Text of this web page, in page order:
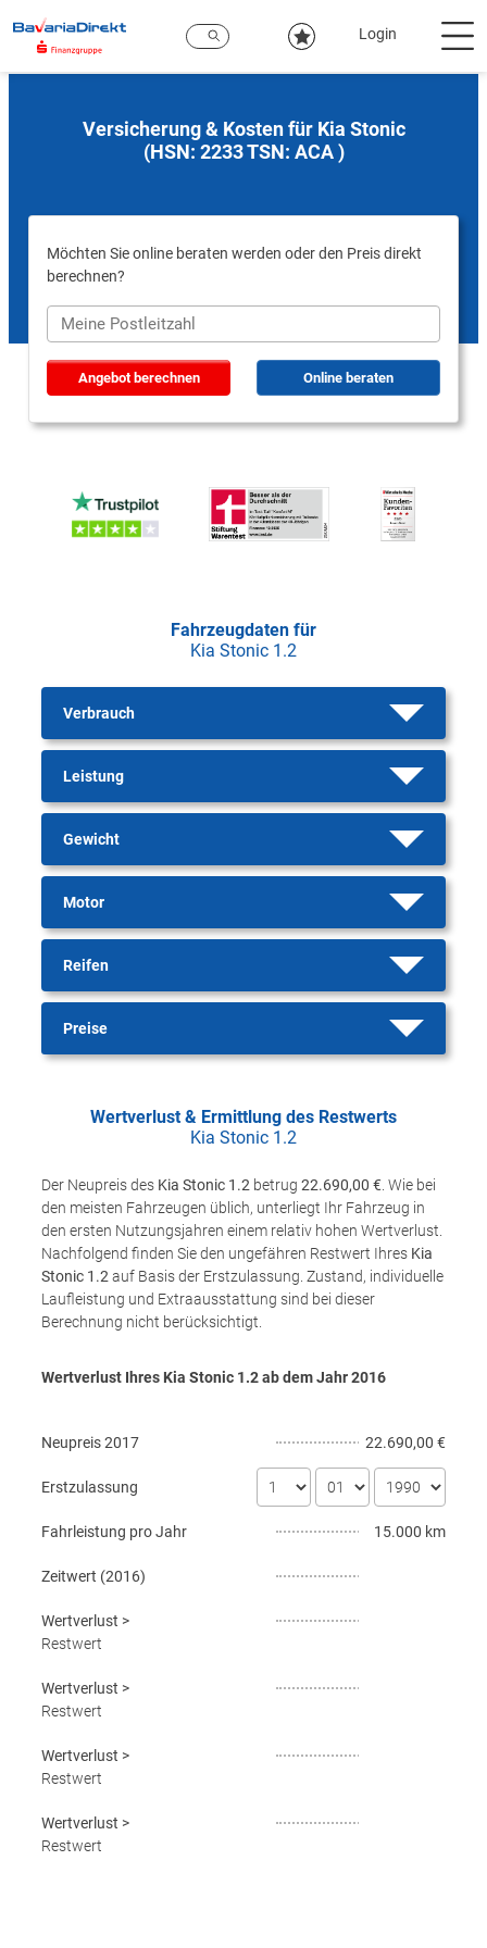
Hauptinhalt
Login
Versicherung & Kosten für Kia Stonic
(HSN: 2233 TSN: ACA )
Möchten Sie online beraten werden oder den Preis direkt
berechnen?
Angebot berechnen Online beraten
Fahrzeugdaten für
Kia Stonic 1.2
Verbrauch
Leistung
Gewicht
Motor
Reifen
Preise
Wertverlust & Ermittlung des Restwerts
Kia Stonic 1.2
Der Neupreis des Kia Stonic 1.2 betrug 22.690,00 € . Wie bei
den meisten Fahrzeugen üblich, unterliegt Ihr Fahrzeug in
den ersten Nutzungsjahren einem relativ hohen Wertverlust.
Nachfolgend finden Sie den ungefähren Restwert Ihres Kia
Stonic 1.2 auf Basis der Erstzulassung. Zustand, individuelle
Laufleistung und Extraausstattung sind bei dieser
Berechnung nicht berücksichtigt.
Wertverlust Ihres Kia Stonic 1.2 ab dem Jahr2016
Neupreis2017 22.690,00 €
Erstzulassung
Fahrleistung pro Jahr 15.000 km
Zeitwert (2016)
Wertverlust >
Restwert
Wertverlust >
Restwert
Wertverlust >
Restwert
Wertverlust >
Restwert